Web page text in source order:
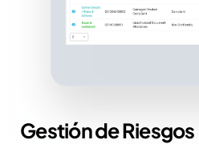
Gestión de Riesgos